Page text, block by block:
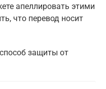
апеллировать этими
что перевод носит
защиты от